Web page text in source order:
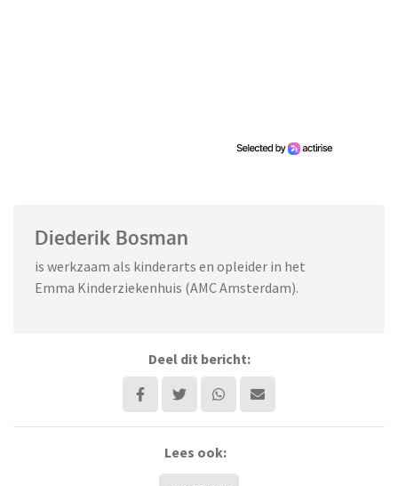
Diederik Bosman
is werkzaam als kinderarts en opleider in het
Emma Kinderziekenhuis (AMC Amsterdam).
Deel dit bericht:
Lees ook: